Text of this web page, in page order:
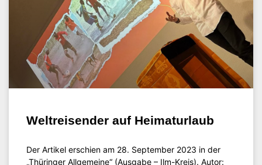
Weltreisender auf Heimaturlaub
Der Artikel erschien am 28. September 2023 in der
„Thüringer Allgemeine“ (Ausgabe – Ilm-Kreis). Autor: